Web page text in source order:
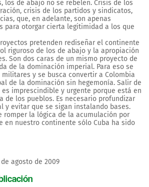
los de abajo no se rebelen. Crisis de los
crisis de los partidos y sindicatos,
que, en adelante, son apenas
para otorgar cierta legitimidad a los que
pretenden rediseñar el continente
riguroso de los de abajo y la apropiación
Son dos caras de un mismo proyecto de
de la dominación imperial. Para eso se
y se busca convertir a Colombia
de la dominación sin hegemonía. Salir de
imprescindible y urgente porque está en
de los pueblos. Es necesario profundizar
y evitar que se sigan instalando bases.
romper la lógica de la acumulación por
en nuestro continente sólo Cuba ha sido
de agosto de 2009